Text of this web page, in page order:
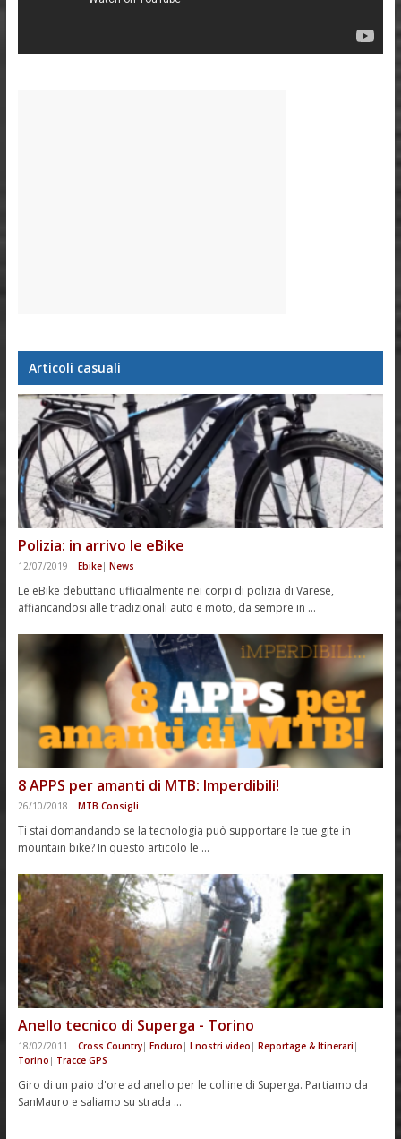
Articoli casuali
Polizia: in arrivo le eBike
12/07/2019 | Ebike| News
Le eBike debuttano ufficialmente nei corpi di polizia di Varese,
affiancandosi alle tradizionali auto e moto, da sempre in …
8 APPS per amanti di MTB: Imperdibili!
26/10/2018 | MTB Consigli
Ti stai domandando se la tecnologia può supportare le tue gite in
mountain bike? In questo articolo le …
Anello tecnico di Superga - Torino
18/02/2011 | Cross Country| Enduro | I nostri video | Reportage & Itinerari |
Torino | Tracce GPS
Giro di un paio d'ore ad anello per le colline di Superga. Partiamo da
SanMauro e saliamo su strada …